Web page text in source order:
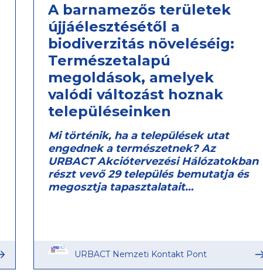
A barnamezős területek
újjáélesztésétől a
biodiverzitás növeléséig:
Természetalapú
megoldások, amelyek
valódi változást hoznak
településeinken
Mi történik, ha a települések utat
engednek a természetnek? Az
URBACT Akciótervezési Hálózatokban
részt vevő 29 település bemutatja és
megosztja tapasztalatait…
URBACT Nemzeti Kontakt Pont